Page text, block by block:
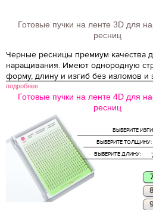
Готовые пучки на ленте 3D для
ресниц
Черные ресницы премиум качества
наращивания. Имеют однородную
форму, длину и изгиб без изломов и
подробнее
Готовые пучки на ленте 4D для
ресниц
ВЫБЕРИТЕ
ВЫБЕРИТЕ ТОЛЩИНУ:
ВЫБЕРИТЕ ДЛИНУ:
8
9